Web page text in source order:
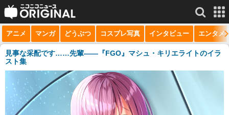
サービス一覧 もっと見る
niconico
動画
生放送
アニメ マンガ どうぶつ コスプレ写真 インタビュー エンタメ
見事な采配です……先輩――『FGO』マシュ・キリエライトのイラ
スト集